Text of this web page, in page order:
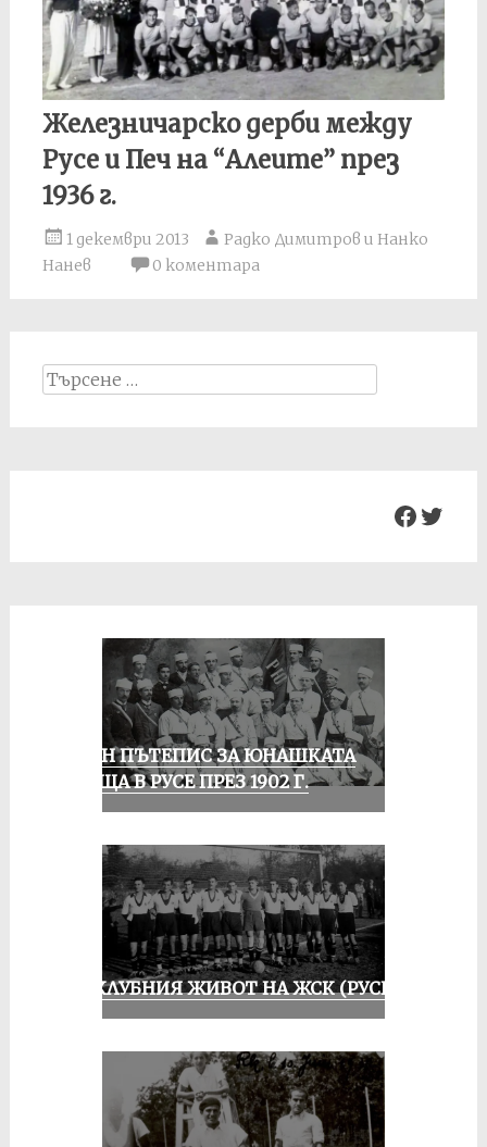
Железничарско дерби между
Русе и Печ на “Алеите” през
1936 г.
1 декември 2013
Радко Димитров и Нанко
Нанев
0 коментара
Search
ЕДИН ПЪТЕПИС ЗА ЮНАШКАТА
СРЕЩА В РУСЕ ПРЕЗ 1902 Г.
ИЗ КЛУБНИЯ ЖИВОТ НА ЖСК (РУСЕ)